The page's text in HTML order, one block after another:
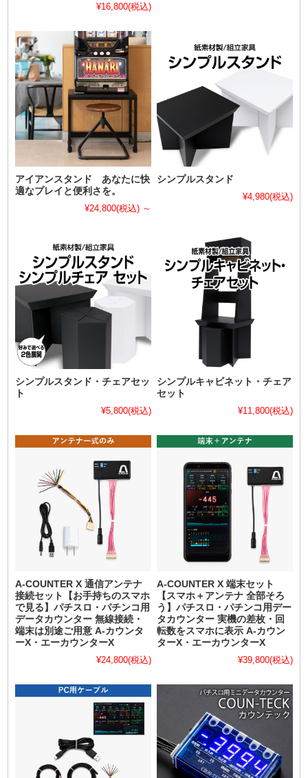
¥16,800(税込)
アイアンスタンド あなたに快
適なプレイと便利さを。
¥24,800(税込) ～
シンプルスタンド
¥4,980(税込)
シンプルスタンド・チェアセッ
ト
¥5,800(税込)
シンプルキャビネット・チェア
セット
¥11,800(税込)
A-COUNTER X 通信アンテナ
接続セット【お手持ちのスマホ
で見る】パチスロ・パチンコ用
データカウンター 無線接続・
端末は別途ご用意 A-カウンタ
ーX・エーカウンターX
¥24,800(税込)
A-COUNTER X 端末セット
【スマホ＋アンテナ 全部そろ
う】パチスロ・パチンコ用デー
タカウンター 実機の差枚・回
転数をスマホに表示 A-カウン
ターX・エーカウンターX
¥39,800(税込)